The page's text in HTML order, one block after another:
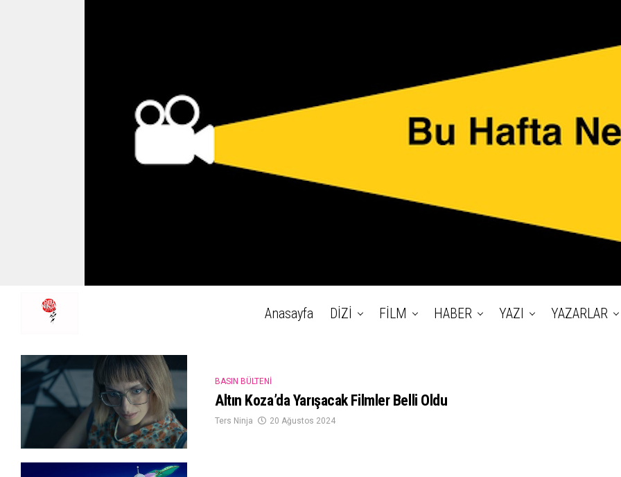
Anasayfa DİZİ FİLM HABER YAZI YAZARLAR
BASIN BÜLTENI
Altın Koza’da Yarışacak Filmler Belli Oldu
Ters Ninja 20 Ağustos 2024